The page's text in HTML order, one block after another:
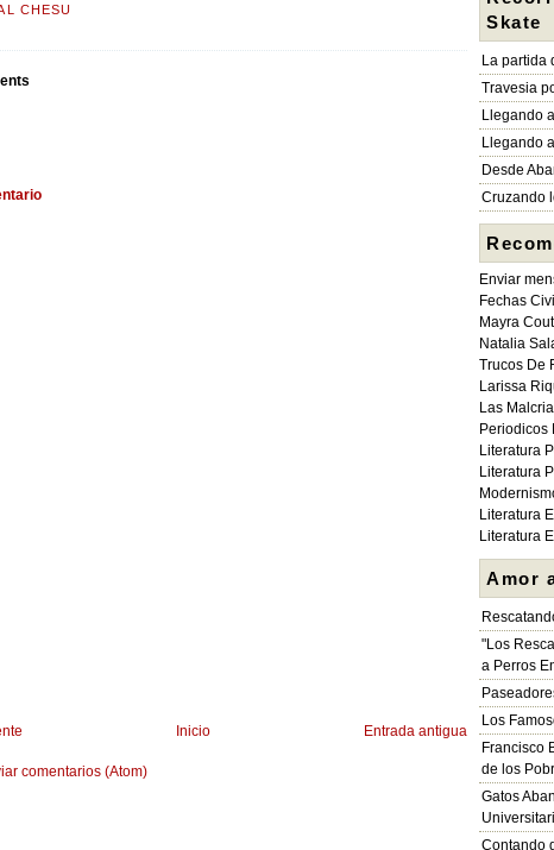
CHESU
Entrada antigua
Inicio
comentarios (Atom)
Skate
La partida
Travesia
Llegando
Llegando
Desde
Cruzando
Enviar
Fechas
Mayra
Natalia
Trucos De
Larissa
Las
Periodicos
Literatura
Literatura
Literatura
Literatura
Amor
"Los
a Perros
Los
Francisco
de los
Gatos
Contando